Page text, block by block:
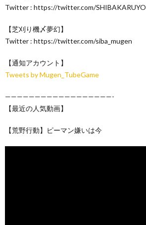
Twitter : https://twitter.com/SHIBAKARUYO
【芝刈り機〆夢幻】
Twitter : https://twitter.com/siba_mugen
【通知アカウント】
Tweets by Mugen_TubeGame
——————————————————-
【最近の人気動画】
【荒野行動】ピーマン嫌いは今